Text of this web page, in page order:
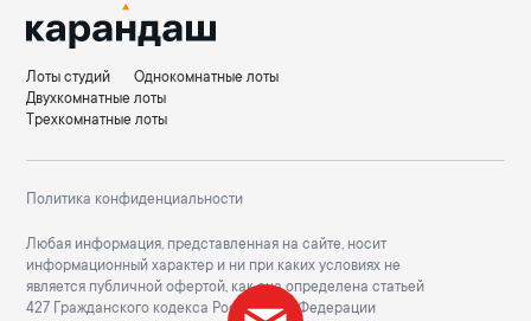
Лоты студий
Однокомнатные лоты
Двухкомнатные лоты
Трехкомнатные лоты
Политика конфиденциальности
Любая информация, представленная на сайте, носит
информационный характер и ни при каких условиях не
является публичной офертой, как она определена статьей
427 Гражданского кодекса Российской Федерации